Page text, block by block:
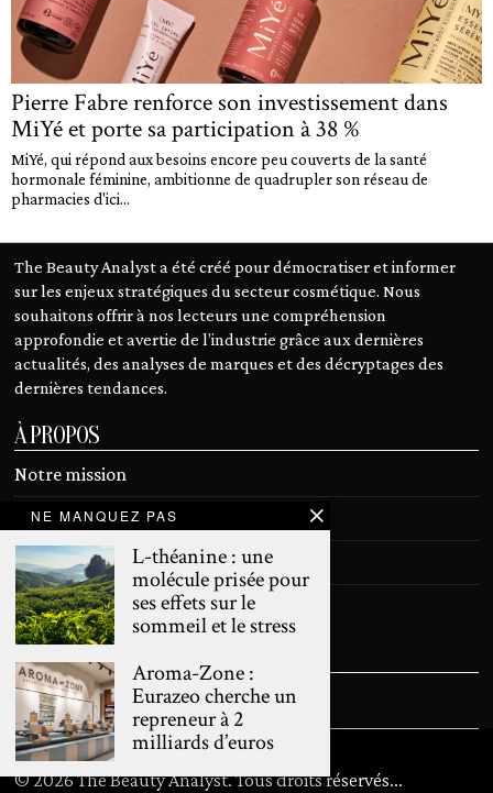
Pierre Fabre renforce son investissement dans
MiYé et porte sa participation à 38 %
MiYé, qui répond aux besoins encore peu couverts de la santé
hormonale féminine, ambitionne de quadrupler son réseau de
pharmacies d'ici...
The Beauty Analyst a été créé pour démocratiser et informer
sur les enjeux stratégiques du secteur cosmétique. Nous
souhaitons offrir à nos lecteurs une compréhension
approfondie et avertie de l’industrie grâce aux dernières
actualités, des analyses de marques et des décryptages des
dernières tendances.
À PROPOS
Notre mission
Devenir contributeur
Contact
Mentions légales
SUIVEZ NOUS
©2026The Beauty Analyst. Tous droits réservés...
NE MANQUEZ PAS
L-théanine : une
molécule prisée pour
ses effets sur le
sommeil et le stress
Aroma-Zone :
Eurazeo cherche un
repreneur à 2
milliards d’euros